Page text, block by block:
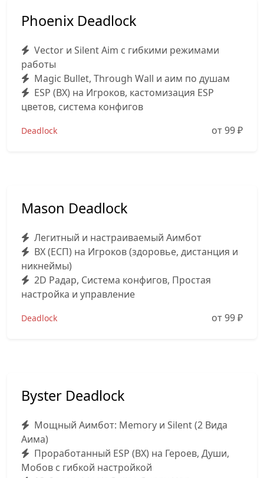
Phoenix Deadlock
Vector и Silent Aim с гибкими режимами
работы
Magic Bullet, Through Wall и аим по душам
ESP (ВХ) на Игроков, кастомизация ESP
цветов, система конфигов
Deadlock от 99₽
Mason Deadlock
Легитный и настраиваемый Аимбот
ВХ (ЕСП) на Игроков (здоровье, дистанция и
никнеймы)
2D Радар, Система конфигов, Простая
настройка и управление
Deadlock от 99₽
Byster Deadlock
Мощный Аимбот: Memory и Silent (2 Вида
Аима)
Проработанный ESP (ВХ) на Героев, Души,
Мобов с гибкой настройкой